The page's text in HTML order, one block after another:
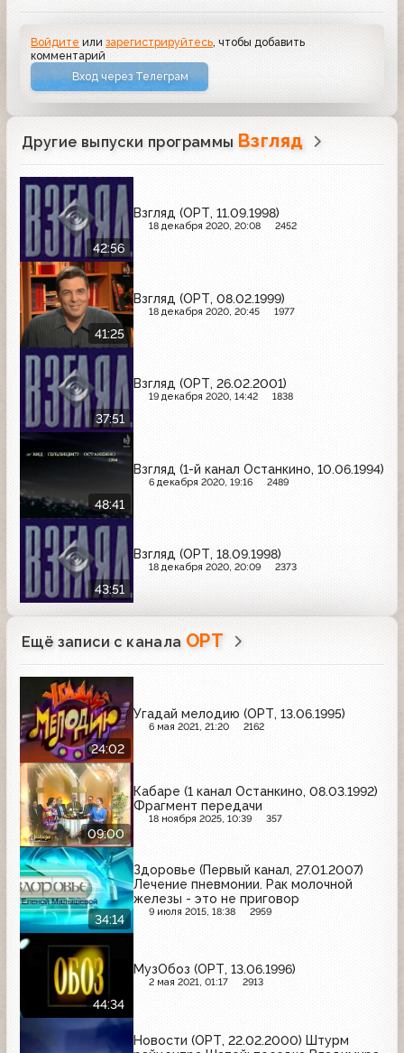
Войдите илизарегистрируйтесь, чтобы добавить
комментарий
Вход через Телеграм
Другие выпуски программы Взгляд
42:56
Взгляд (ОРТ, 11.09.1998)
18 декабря 2020, 20:08 2452
41:25
Взгляд (ОРТ, 08.02.1999)
18 декабря 2020, 20:45 1977
37:51
Взгляд (ОРТ, 26.02.2001)
19 декабря 2020, 14:42 1838
48:41
Взгляд (1-й канал Останкино, 10.06.1994)
6 декабря 2020, 19:16 2489
43:51
Взгляд (ОРТ, 18.09.1998)
18 декабря 2020, 20:09 2373
Ещё записи с канала ОРТ
24:02
Угадай мелодию (ОРТ, 13.06.1995)
6 мая 2021, 21:20 2162
09:00
Кабаре (1 канал Останкино, 08.03.1992)
Фрагмент передачи
18 ноября 2025, 10:39 357
34:14
Здоровье (Первый канал, 27.01.2007)
Лечение пневмонии. Рак молочной
железы - это не приговор
9 июля 2015, 18:38 2959
44:34
МузОбоз (ОРТ, 13.06.1996)
2 мая 2021, 01:17 2913
Новости (ОРТ, 22.02.2000) Штурм